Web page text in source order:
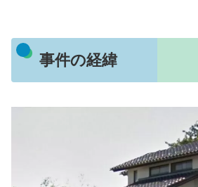
事件の経緯